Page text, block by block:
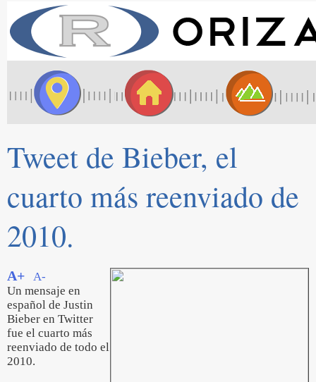
Tweet de Bieber, el
cuarto más reenviado de
2010.
A+
A-
Un mensaje en
español de Justin
Bieber en Twitter
fue el cuarto más
reenviado de todo el
2010.